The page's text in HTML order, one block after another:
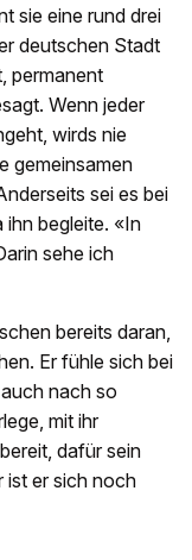
sie eine rund drei
deutschen Stadt
permanent
Wenn jeder
wirds nie
gemeinsamen
sei es bei
ihn begleite. «In
sehe ich
bereits daran,
Er fühle sich bei
nach so
mit ihr
dafür sein
ist er sich noch